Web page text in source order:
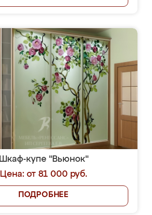
Шкаф-купе "Вьюнок"
Цена: от 81 000 руб.
ПОДРОБНЕЕ